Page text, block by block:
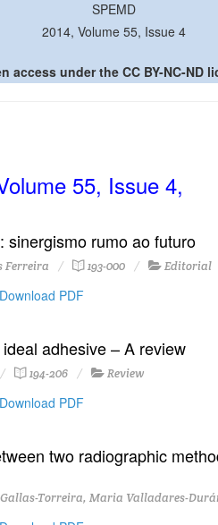
SPEMD
2014, Volume 55, Issue 4
access under the CC BY-NC-ND
55, Issue 4,
sinergismo rumo ao futuro
Ferreira 193-000 Editorial
PDF
adhesive – A review
194-206 Review
PDF
two radiographic
Torreira, Maria Valladares-